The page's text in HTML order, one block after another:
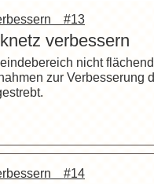
#13
verbessern
nicht
zur Verbesserung
#14